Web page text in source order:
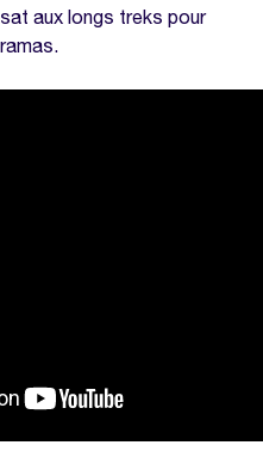
aux longs treks pour